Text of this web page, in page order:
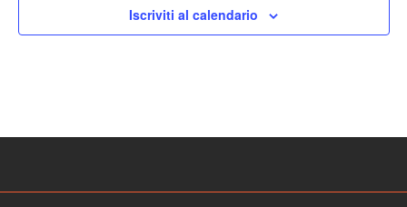
Iscriviti al calendario